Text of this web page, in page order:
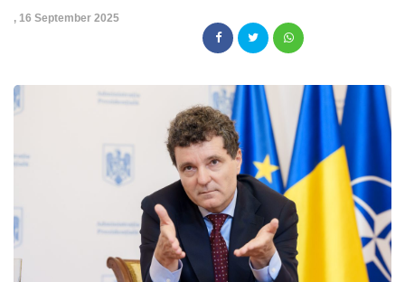
, 16 September 2025